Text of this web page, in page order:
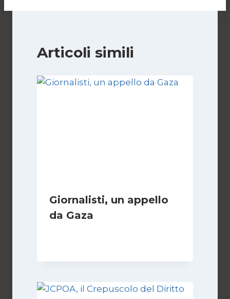
Articoli simili
Giornalisti, un appello
da Gaza